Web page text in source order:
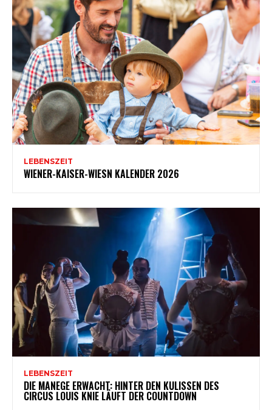
LEBENSZEIT
WIENER-KAISER-WIESN KALENDER 2026
LEBENSZEIT
DIE MANEGE ERWACHT: HINTER DEN KULISSEN DES
CIRCUS LOUIS KNIE LÄUFT DER COUNTDOWN